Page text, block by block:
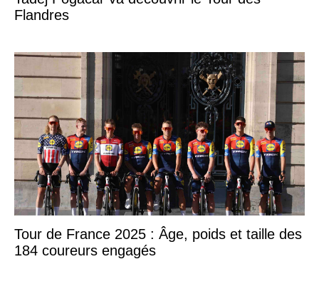
Flandres
Tour de France 2025 : Âge, poids et taille des
184 coureurs engagés